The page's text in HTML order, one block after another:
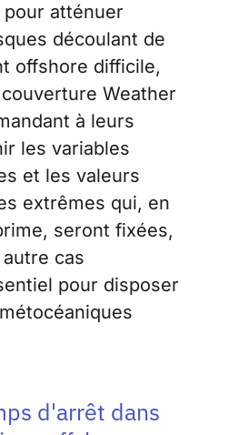
atténuer
découlant de
offshore difficile,
Weather
à leurs
les variables
et les valeurs
extrêmes qui, en
seront fixées,
cas
pour disposer
d'arrêt dans